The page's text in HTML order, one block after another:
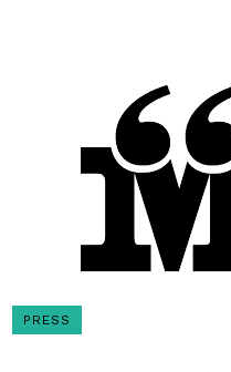
PRESS